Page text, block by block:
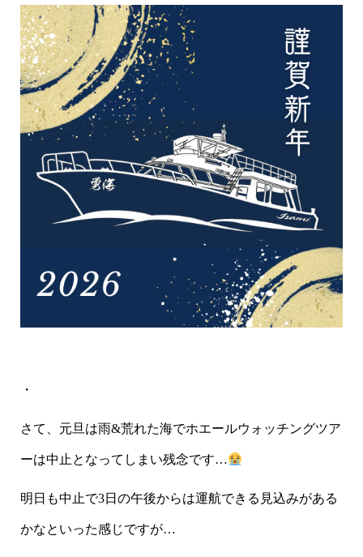
・
さて、元旦は雨&荒れた海でホエールウォッチングツア
ーは中止となってしまい残念です…
明日も中止で3日の午後からは運航できる見込みがある
かなといった感じですが…